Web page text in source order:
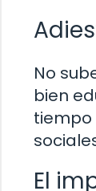
No
bien
tiempo
El